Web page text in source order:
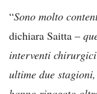
“Sono molto
dichiara Saitta –
interventi
ultime due